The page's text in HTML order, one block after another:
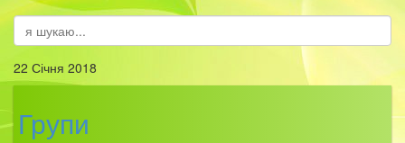
22 Січня 2018
Групи